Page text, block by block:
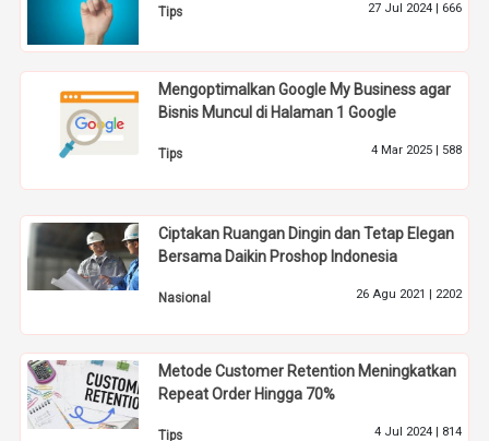
Tips 27 Jul 2024 | 666
Mengoptimalkan Google My Business agar
Bisnis Muncul di Halaman 1 Google
Tips 4 Mar 2025 | 588
Ciptakan Ruangan Dingin dan Tetap Elegan
Bersama Daikin Proshop Indonesia
Nasional 26 Agu 2021 | 2202
Metode Customer Retention Meningkatkan
Repeat Order Hingga 70%
Tips 4 Jul 2024 | 814